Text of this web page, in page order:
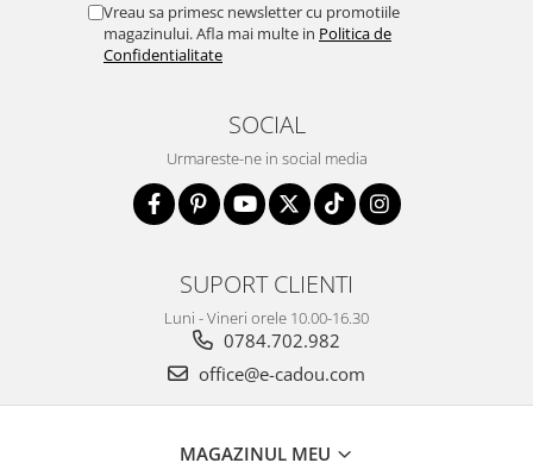
Vreau sa primesc newsletter cu promotiile
magazinului. Afla mai multe in Politica de
Confidentialitate
SOCIAL
Urmareste-ne in social media
SUPORT CLIENTI
Luni - Vineri orele 10.00-16.30
0784.702.982
office@e-cadou.com
MAGAZINUL MEU